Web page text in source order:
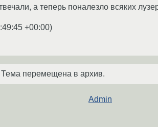
а теперь поналезло всяких
+00:00)
Тема перемещена в архив.
Admin